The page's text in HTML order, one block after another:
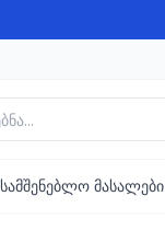
სამშენებლო მასალები